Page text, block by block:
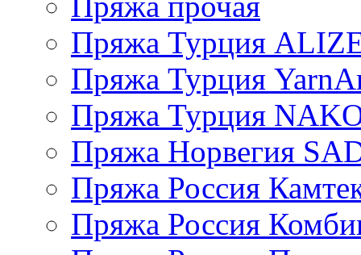
Пряжа Турция
Пряжа Турция
Пряжа Турция
Пряжа Норвегия
Пряжа Россия
Пряжа Россия